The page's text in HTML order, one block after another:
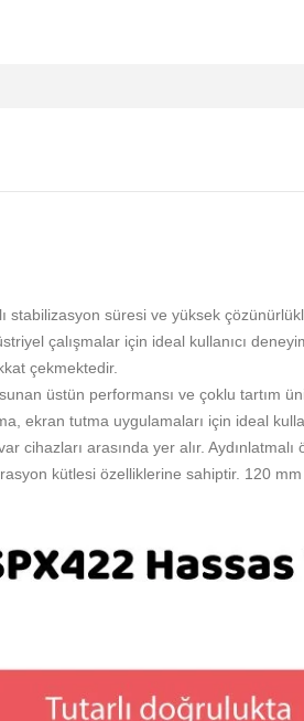
süresi ve yüksek
çalışmalar için ideal kullanıcı
çekmektedir.
üstün performansı ve çoklu tartım
ekran tutma uygulamaları için ideal
arasında yer alır. Aydınlatmalı
kütlesi özelliklerine sahiptir. 120